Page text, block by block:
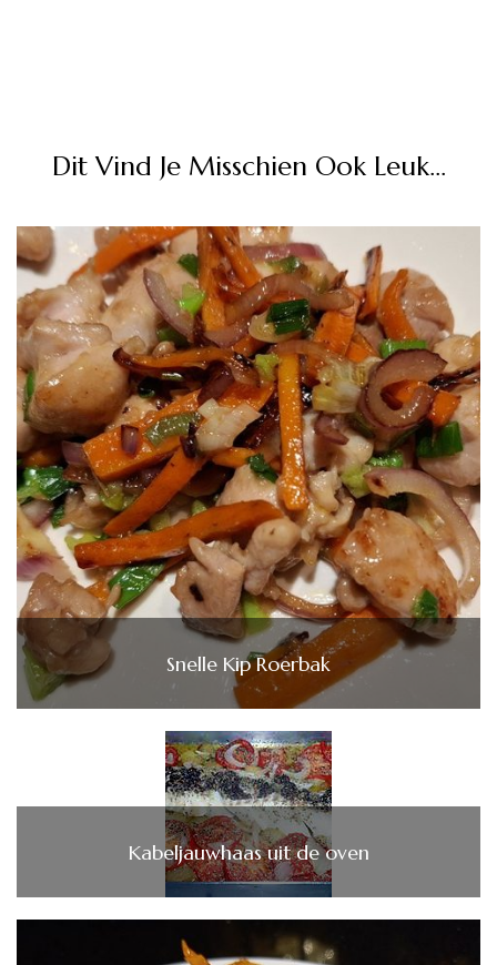
Dit Vind Je Misschien Ook Leuk...
Snelle Kip Roerbak
Kabeljauwhaas uit de oven